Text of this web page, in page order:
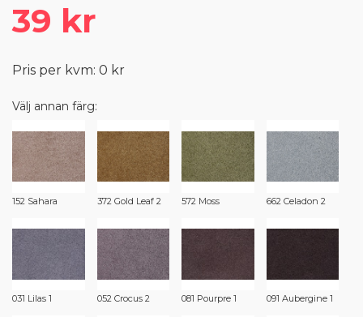
39 kr
Pris per kvm: 0 kr
Välj annan färg:
152 Sahara 372 Gold Leaf 2 572 Moss 662 Celadon 2
031 Lilas 1 052 Crocus 2 081 Pourpre 1 091 Aubergine 1